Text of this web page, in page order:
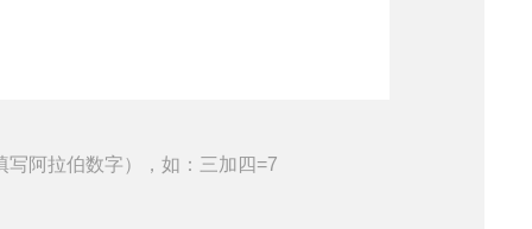
写阿拉伯数字），如：三加四=7